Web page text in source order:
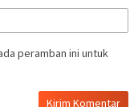
peramban ini untuk